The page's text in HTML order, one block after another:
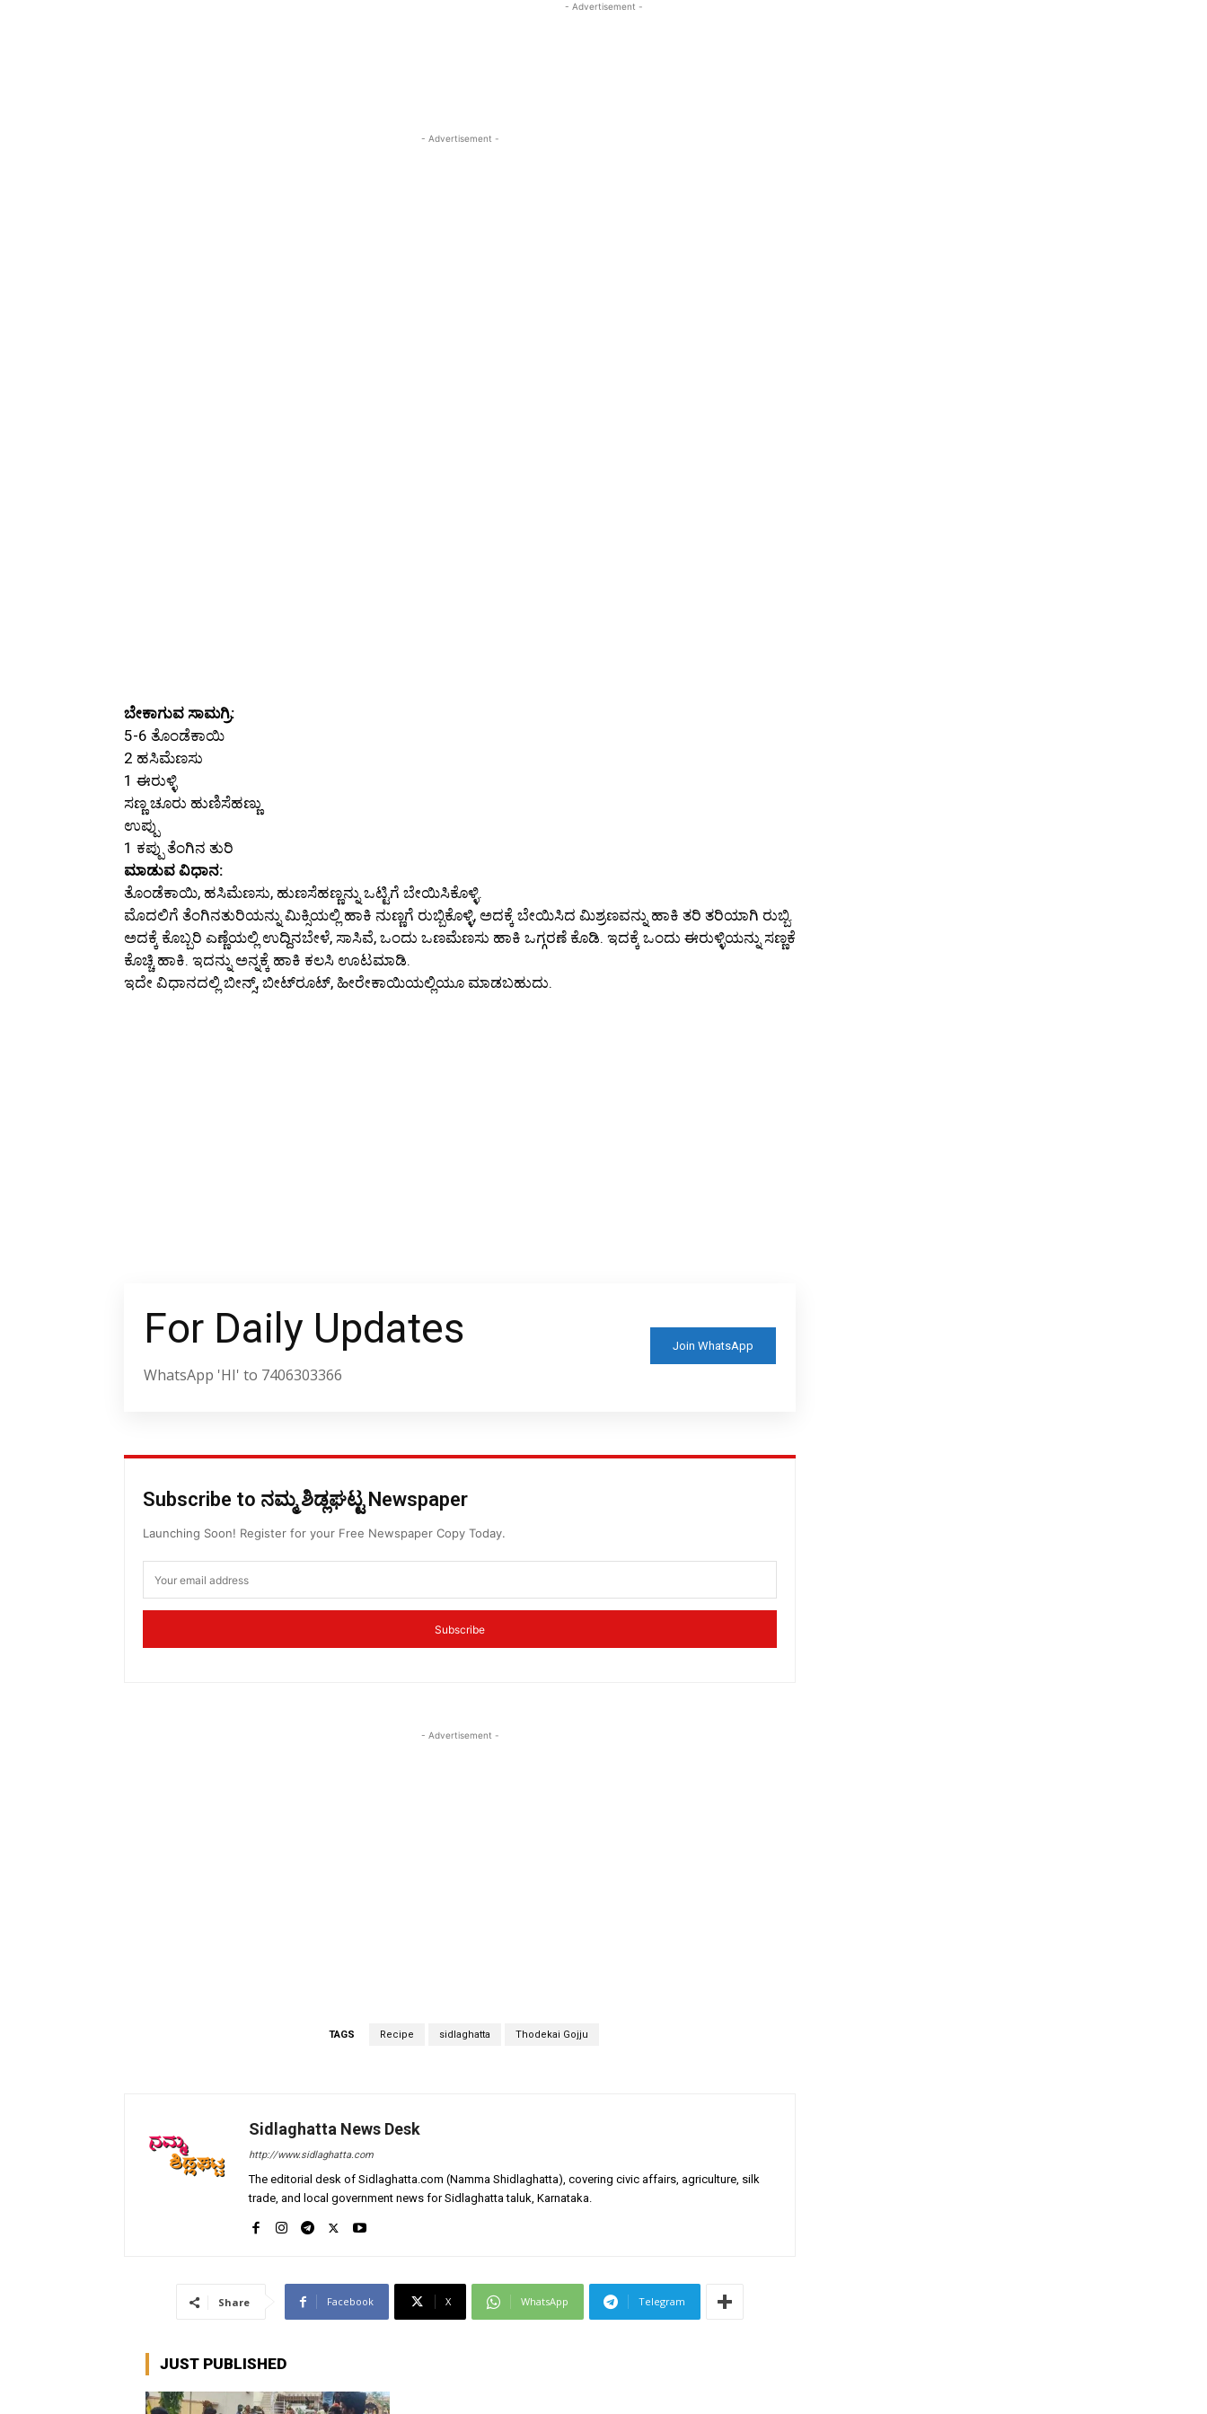
- Advertisement -
- Advertisement -
ಬೇಕಾಗುವ ಸಾಮಗ್ರಿ:
5-6 ತೊಂಡೆಕಾಯಿ
2 ಹಸಿಮೆಣಸು
1 ಈರುಳ್ಳಿ
ಸಣ್ಣ ಚೂರು ಹುಣಿಸೆಹಣ್ಣು
ಉಪ್ಪು
1 ಕಪ್ಪು ತೆಂಗಿನ ತುರಿ
ಮಾಡುವ ವಿಧಾನ:
ತೊಂಡೆಕಾಯಿ, ಹಸಿಮೆಣಸು, ಹುಣಸೆಹಣ್ಣನ್ನು ಒಟ್ಟಿಗೆ ಬೇಯಿಸಿಕೊಳ್ಳಿ.
ಮೊದಲಿಗೆ ತೆಂಗಿನತುರಿಯನ್ನು ಮಿಕ್ಸಿಯಲ್ಲಿ ಹಾಕಿ ನುಣ್ಣಗೆ ರುಬ್ಬಿಕೊಳ್ಳಿ, ಅದಕ್ಕೆ ಬೇಯಿಸಿದ ಮಿಶ್ರಣವನ್ನು ಹಾಕಿ ತರಿ ತರಿಯಾಗಿ ರುಬ್ಬಿ.
ಅದಕ್ಕೆ ಕೊಬ್ಬರಿ ಎಣ್ಣೆಯಲ್ಲಿ ಉದ್ದಿನಬೇಳೆ, ಸಾಸಿವೆ, ಒಂದು ಒಣಮೆಣಸು ಹಾಕಿ ಒಗ್ಗರಣೆ ಕೊಡಿ. ಇದಕ್ಕೆ ಒಂದು ಈರುಳ್ಳಿಯನ್ನು ಸಣ್ಣಕೆ
ಕೊಚ್ಚಿ ಹಾಕಿ. ಇದನ್ನು ಅನ್ನಕ್ಕೆ ಹಾಕಿ ಕಲಸಿ ಊಟಮಾಡಿ.
ಇದೇ ವಿಧಾನದಲ್ಲಿ ಬೀನ್ಸ್, ಬೀಟ್‍ರೂಟ್, ಹೀರೇಕಾಯಿಯಲ್ಲಿಯೂ ಮಾಡಬಹುದು.
For Daily Updates
WhatsApp 'HI' to 7406303366
Join WhatsApp
Subscribe to ನಮ್ಮ ಶಿಡ್ಲಘಟ್ಟ Newspaper
Launching Soon! Register for your Free Newspaper Copy Today.
Subscribe
- Advertisement -
TAGS Recipe sidlaghatta Thodekai Gojju
Sidlaghatta News Desk
http://www.sidlaghatta.com
The editorial desk of Sidlaghatta.com (Namma Shidlaghatta), covering civic affairs, agriculture, silk
trade, and local government news for Sidlaghatta taluk, Karnataka.
Share Facebook X WhatsApp Telegram
JUST PUBLISHED